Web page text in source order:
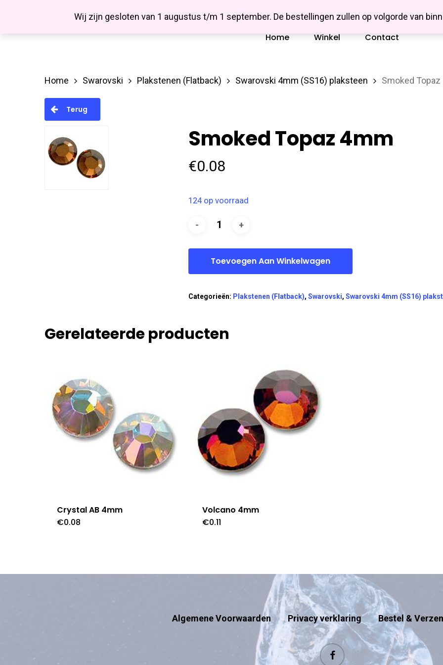
Wij zijn gesloten van 1 augustus t/m 1 september. De bestellingen zullen op volgorde van
Hit enter to search or ESC to close
Missbluesieraden
Facebook
Home
Winkel Contact
Home Swarovski Plakstenen (Flatback) Swarovski 4mm (SS16) plaksteen Smoked
Terug
Smoked Topaz 4mm
€0.08
124 op voorraad
Toevoegen Aan Winkelwagen
Categorieën: Plakstenen (Flatback), Swarovski, Swarovski 4mm (SS16)
Gerelateerde producten
Crystal AB 4mm
€0.08
Volcano 4mm
€0.11
Algemene Voorwaarden Privacy verklaring Bestel &
facebook